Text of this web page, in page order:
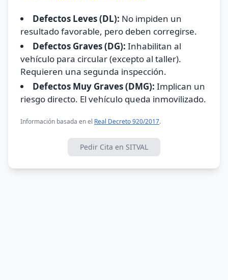
Defectos Leves (DL): No impiden un
resultado favorable, pero deben corregirse.
Defectos Graves (DG): Inhabilitan al
vehículo para circular (excepto al taller).
Requieren una segunda inspección.
Defectos Muy Graves (DMG): Implican un
riesgo directo. El vehículo queda inmovilizado.
Información basada en el Real Decreto 920/2017.
Pedir Cita en SITVAL